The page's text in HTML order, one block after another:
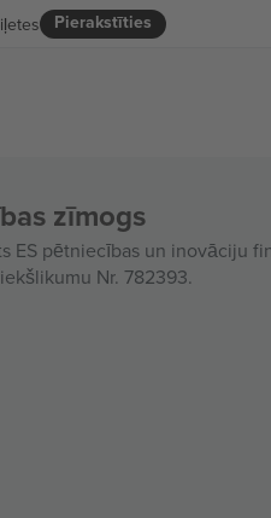
Pierakstīties
zīmogs
ES pētniecības un inovāciju
Nr. 782393.